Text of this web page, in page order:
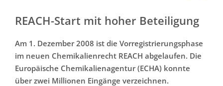
REACH-Start mit hoher Beteiligung
Am 1. Dezember 2008 ist die Vorregistrierungsphase
im neuen Chemikalienrecht REACH abgelaufen. Die
Europäische Chemikalienagentur (ECHA) konnte
über zwei Millionen Eingänge verzeichnen.